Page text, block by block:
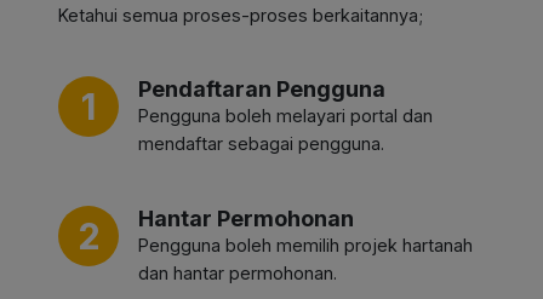
Ketahui semua proses-proses berkaitannya;
1 Pendaftaran Pengguna
Pengguna boleh melayari portal dan
mendaftar sebagai pengguna.
2 Hantar Permohonan
Pengguna boleh memilih projek hartanah
dan hantar permohonan.